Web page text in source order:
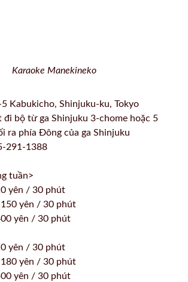
Karaoke Manekineko
Kabukicho, Shinjuku-ku, Tokyo
đi bộ từ ga Shinjuku 3-chome hoặc 5
ra phía Đông của ga Shinjuku
291-1388
tuần>
yên / 30 phút
yên / 30 phút
yên / 30 phút
yên / 30 phút
yên / 30 phút
yên / 30 phút